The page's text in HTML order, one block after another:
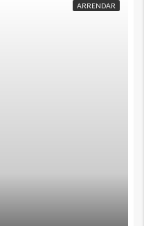
ARRENDAR